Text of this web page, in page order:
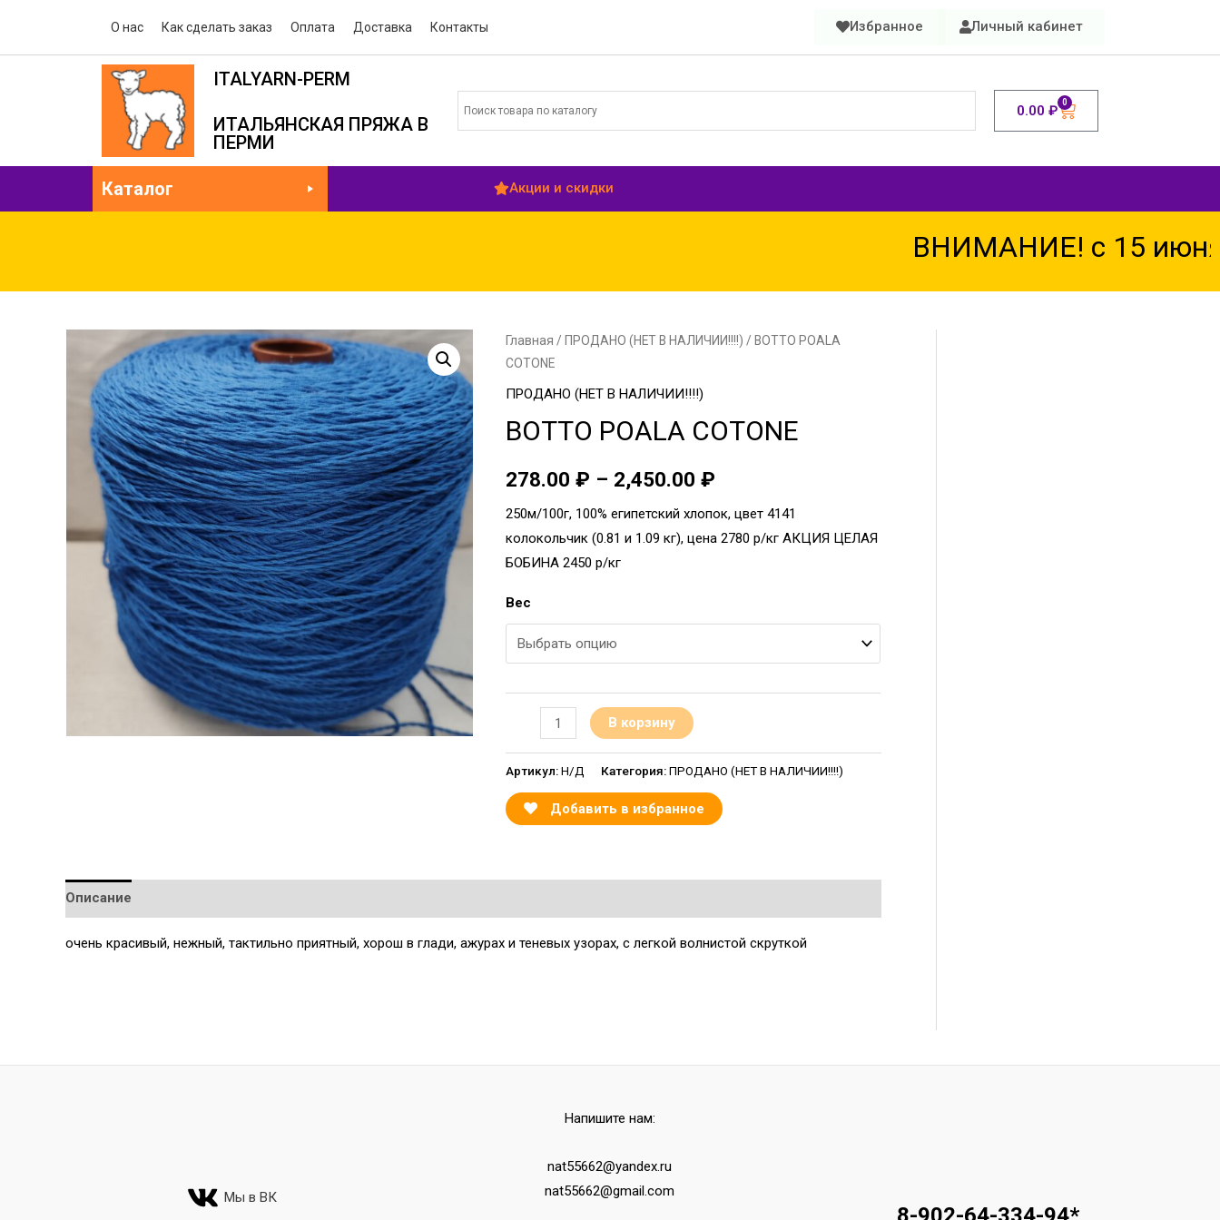
О нас Как сделать заказ Оплата Доставка Контакты Избранное Личный кабинет
ITALYARN-PERM
ИТАЛЬЯНСКАЯ ПРЯЖА В
ПЕРМИ
0.00 ₽ 0
Каталог Акции и скидки
ВНИМАНИЕ! с 15 июня
Главная / ПРОДАНО (НЕТ В НАЛИЧИИ!!!!) / BOTTO POALA
COTONE
ПРОДАНО (НЕТ В НАЛИЧИИ!!!!)
BOTTO POALA COTONE
278.00₽ – 2,450.00₽
250м/100г, 100% египетский хлопок, цвет 4141
колокольчик (0.81 и 1.09 кг), цена 2780 р/кг АКЦИЯ ЦЕЛАЯ
БОБИНА 2450 р/кг
Вес
В корзину
Артикул:Н/Д Категория:ПРОДАНО (НЕТ В НАЛИЧИИ!!!!)
Добавить в избранное
Описание
очень красивый, нежный, тактильно приятный, хорош в глади, ажурах и теневых узорах, с легкой волнистой скруткой
Мы в ВК
Напишите нам:
nat55662@yandex.ru
nat55662@gmail.com